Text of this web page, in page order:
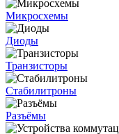
Микросхемы
Диоды
Транзисторы
Стабилитроны
Разъёмы